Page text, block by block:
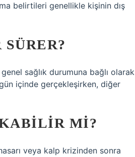
belirtileri genellikle kişinin dış
sağlık durumuna bağlı olarak
içinde gerçekleşirken, diğer
MI?
veya kalp krizinden sonra